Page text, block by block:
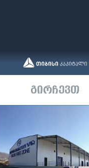
გირჩევთ